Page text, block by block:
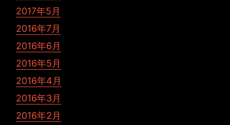
2017年5月
2016年7月
2016年6月
2016年5月
2016年4月
2016年3月
2016年2月